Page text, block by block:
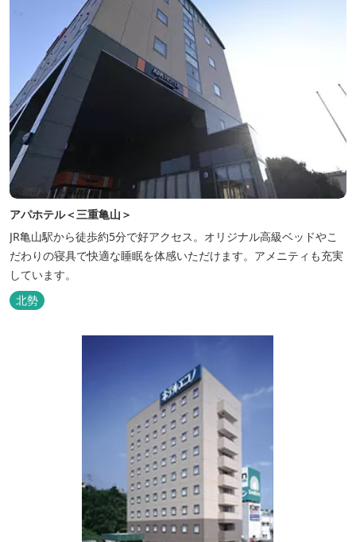
アパホテル＜三重亀山＞
JR亀山駅から徒歩約5分で好アクセス。オリジナル高級ベッドやこ
だわりの寝具で快適な睡眠を体感いただけます。アメニティも充実
しています。
北勢